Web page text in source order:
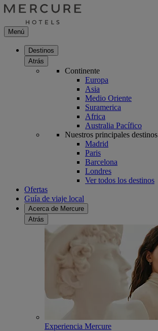
Menú
Destinos
Atrás
Continente
Europa
Asia
Medio Oriente
Suramerica
Africa
Australia Pacífico
Nuestros principales destinos
Madrid
Paris
Barcelona
Londres
Ver todos los destinos
Ofertas
Guía de viaje local
Acerca de Mercure
Atrás
Experiencia Mercure